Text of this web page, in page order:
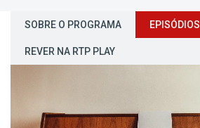
SOBRE O PROGRAMA EPISÓDIOS
REVER NA RTP PLAY